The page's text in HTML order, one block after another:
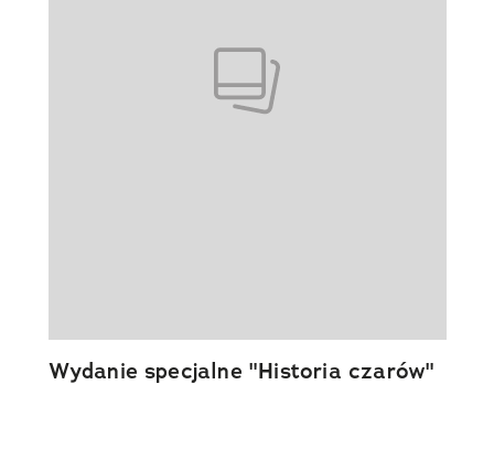
Wydanie specjalne "Historia czarów"